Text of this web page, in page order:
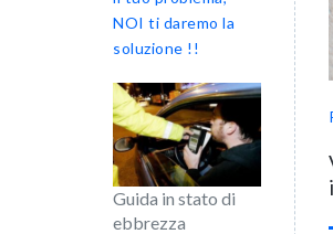
NOI ti daremo la
soluzione !!
Guida in stato di
ebbrezza